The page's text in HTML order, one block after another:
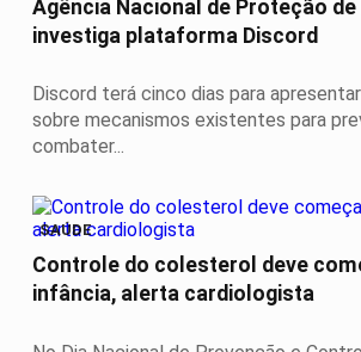
Agência Nacional de Proteção de
investiga plataforma Discord
Discord terá cinco dias para
sobre mecanismos existentes para
combater...
SAÚDE
Controle do colesterol deve
infância, alerta cardiologista